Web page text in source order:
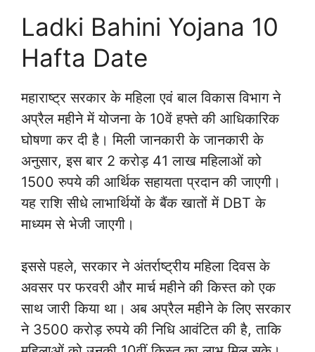
Ladki Bahini Yojana 10
Hafta Date
महाराष्ट्र सरकार के महिला एवं बाल विकास विभाग ने
अप्रैल महीने में योजना के 10वें हफ्ते की आधिकारिक
घोषणा कर दी है। मिली जानकारी के जानकारी के
अनुसार, इस बार 2 करोड़ 41 लाख महिलाओं को
1500 रुपये की आर्थिक सहायता प्रदान की जाएगी।
यह राशि सीधे लाभार्थियों के बैंक खातों में DBT के
माध्यम से भेजी जाएगी।
इससे पहले, सरकार ने अंतर्राष्ट्रीय महिला दिवस के
अवसर पर फरवरी और मार्च महीने की किस्त को एक
साथ जारी किया था। अब अप्रैल महीने के लिए सरकार
ने 3500 करोड़ रुपये की निधि आवंटित की है, ताकि